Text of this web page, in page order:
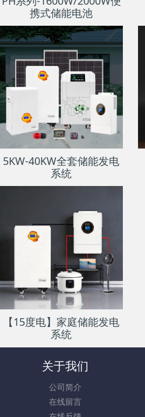
携式储能电池
5KW-40KW全套储能发电
系统
【15度电】家庭储能发电
系统
关于我们
公司简介
在线留言